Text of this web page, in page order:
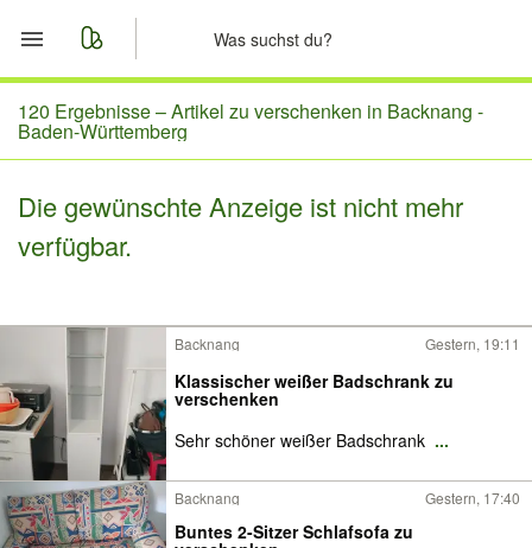
Start
Merkliste
Nachrichten
120 Ergebnisse –Artikel zu verschenken in Backnang -
Baden-Württemberg
Die gewünschte Anzeige ist nicht mehr
verfügbar.
Backnang Gestern, 19:11
Klassischer weißer Badschrank zu
verschenken
Sehr schöner weißer Badschrank ...
Backnang Gestern, 17:40
Buntes 2-Sitzer Schlafsofa zu